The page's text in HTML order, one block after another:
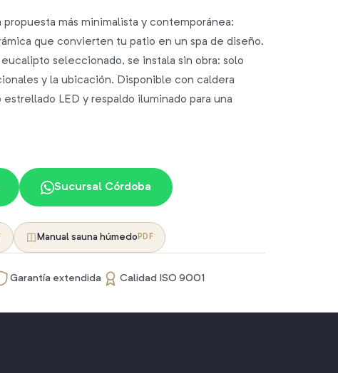
propuesta más minimalista y contemporánea:
que convierten tu patio en un spa de diseño.
seleccionado, se instala sin obra: solo
y la ubicación. Disponible con caldera
LED y respaldo iluminado para una
Sucursal Córdoba
Manual sauna húmedo PDF
Garantía extendida Calidad ISO 9001